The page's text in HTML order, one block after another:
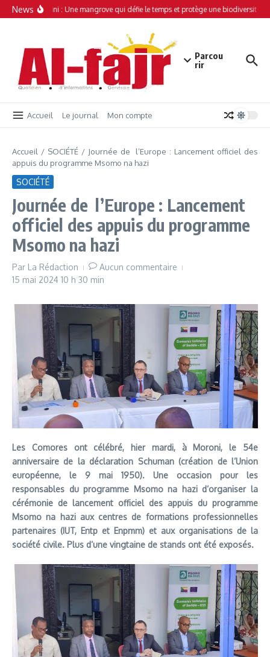
Aller au contenu
News
Simamboini : Une mangrove qui défie le temps et protège une biodiversité
Parcou
rir
Accueil Le journal Mon compte
Accueil / SOCIÉTÉ/ Journée de l’Europe : Lancement officiel des
appuis du programme Msomo na hazi
SOCIÉTÉ
Journée de l’Europe : Lancement
officiel des appuis du programme
Msomo na hazi
Par La Rédaction
Aucun commentaire
15 mai 2024 10 h 30 min
Les Comores ont célébré, hier mardi, à Moroni, le 54e
anniversaire de la déclaration Schuman (création de l’Union
européenne, le 9 mai 1950). Une occasion pour les
responsables du programme Msomo na hazi d’organiser la
cérémonie de lancement officiel des appuis du programme
Msomo na hazi aux centres de formations professionnelles
partenaires (IUT, Entp et Enpmm) et aux organisations de la
société civile. Plus d’une vingtaine de stands ont été exposés.